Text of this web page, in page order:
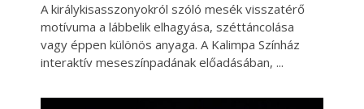
A királykisasszonyokról szóló mesék visszatérő
motívuma a lábbelik elhagyása, széttáncolása
vagy éppen különös anyaga. A Kalimpa Színház
interaktív meseszínpadának előadásában,